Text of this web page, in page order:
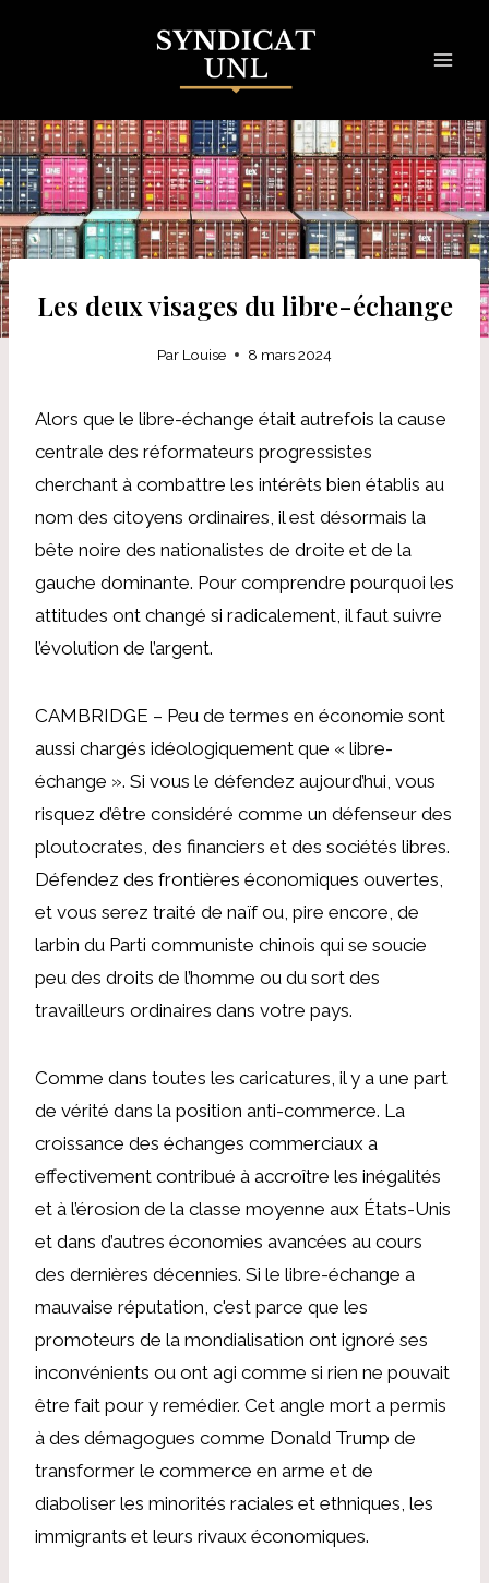
Les deux visages du libre-échange
Par Louise 8 mars 2024
Alors que le libre-échange était autrefois la cause
centrale des réformateurs progressistes
cherchant à combattre les intérêts bien établis au
nom des citoyens ordinaires, il est désormais la
bête noire des nationalistes de droite et de la
gauche dominante. Pour comprendre pourquoi les
attitudes ont changé si radicalement, il faut suivre
l’évolution de l’argent.
CAMBRIDGE – Peu de termes en économie sont
aussi chargés idéologiquement que « libre-
échange ». Si vous le défendez aujourd’hui, vous
risquez d’être considéré comme un défenseur des
ploutocrates, des financiers et des sociétés libres.
Défendez des frontières économiques ouvertes,
et vous serez traité de naïf ou, pire encore, de
larbin du Parti communiste chinois qui se soucie
peu des droits de l’homme ou du sort des
travailleurs ordinaires dans votre pays.
Comme dans toutes les caricatures, il y a une part
de vérité dans la position anti-commerce. La
croissance des échanges commerciaux a
effectivement contribué à accroître les inégalités
et à l’érosion de la classe moyenne aux États-Unis
et dans d’autres économies avancées au cours
des dernières décennies. Si le libre-échange a
mauvaise réputation, c'est parce que les
promoteurs de la mondialisation ont ignoré ses
inconvénients ou ont agi comme si rien ne pouvait
être fait pour y remédier. Cet angle mort a permis
à des démagogues comme Donald Trump de
transformer le commerce en arme et de
diaboliser les minorités raciales et ethniques, les
immigrants et leurs rivaux économiques.